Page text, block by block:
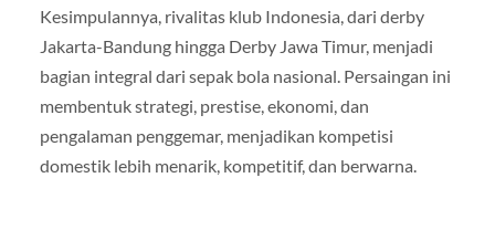
Kesimpulannya, rivalitas klub Indonesia, dari derby
Jakarta-Bandung hingga Derby Jawa Timur, menjadi
bagian integral dari sepak bola nasional. Persaingan ini
membentuk strategi, prestise, ekonomi, dan
pengalaman penggemar, menjadikan kompetisi
domestik lebih menarik, kompetitif, dan berwarna.